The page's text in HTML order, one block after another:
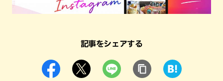
記事をシェアする